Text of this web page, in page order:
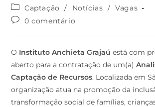
Captação
/ Notícias / Vagas
0 comentário
O Instituto Anchieta Grajaú está com
aberto para a contratação de um(a)
Captação de Recursos. Localizada em
organização atua na promoção da
transformação social de famílias,